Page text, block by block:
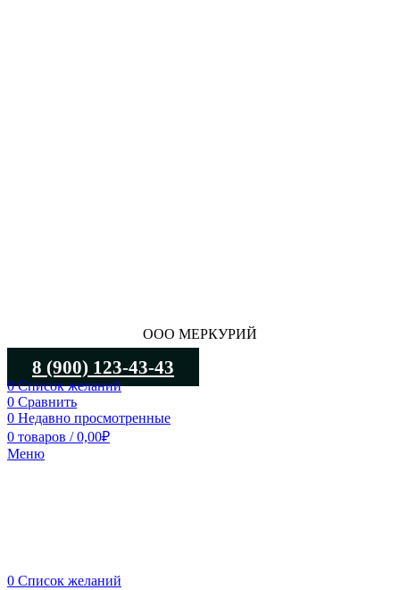
ООО МЕРКУРИЙ
8 (900) 123-43-43
0Список желаний
0 Сравнить
0 Недавно просмотренные
0 товаров / 0,00₽
Меню
0 Список желаний